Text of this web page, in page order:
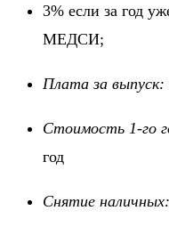
3% если за год
МЕДСИ;
Плата за выпуск:
Стоимость 1-го
год
Снятие наличных: